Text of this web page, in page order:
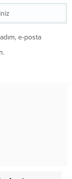
e-posta